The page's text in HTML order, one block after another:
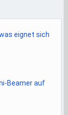
eignet sich
Beamer auf